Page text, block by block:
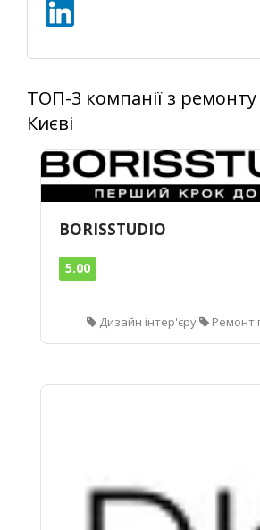
ТОП-3 компанії з
Києві
BORISSTUDIO
5.00
Дизайн інтер'єру Ремонт